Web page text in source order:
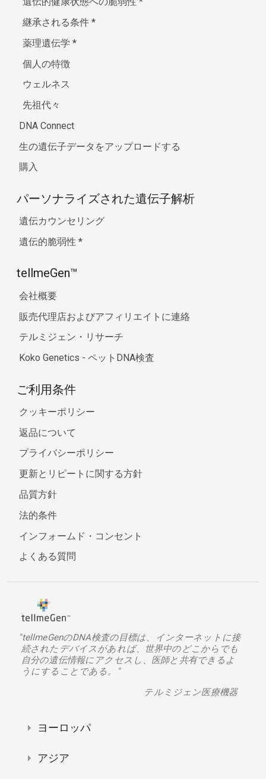
継承される条件*
薬理遺伝学*
個人の特徴
ウェルネス
先祖代々
DNA Connect
生の遺伝子データをアップロードする
購入
パーソナライズされた遺伝子解析
遺伝カウンセリング
遺伝的脆弱性 *
tellmeGen™
会社概要
販売代理店およびアフィリエイトに連絡
テルミジェン・リサーチ
Koko Genetics - ペットDNA検査
ご利用条件
クッキーポリシー
返品について
プライバシーポリシー
更新とリピートに関する方針
品質方針
法的条件
インフォームド・コンセント
よくある質問
"tellmeGenのDNA検査の目標は、インターネットに接
続されたデバイスがあれば、世界中のどこからでも
自分の遺伝情報にアクセスし、医師と共有できるよ
うにすることである。"
テルミジェン医療機器
ヨーロッパ
アジア